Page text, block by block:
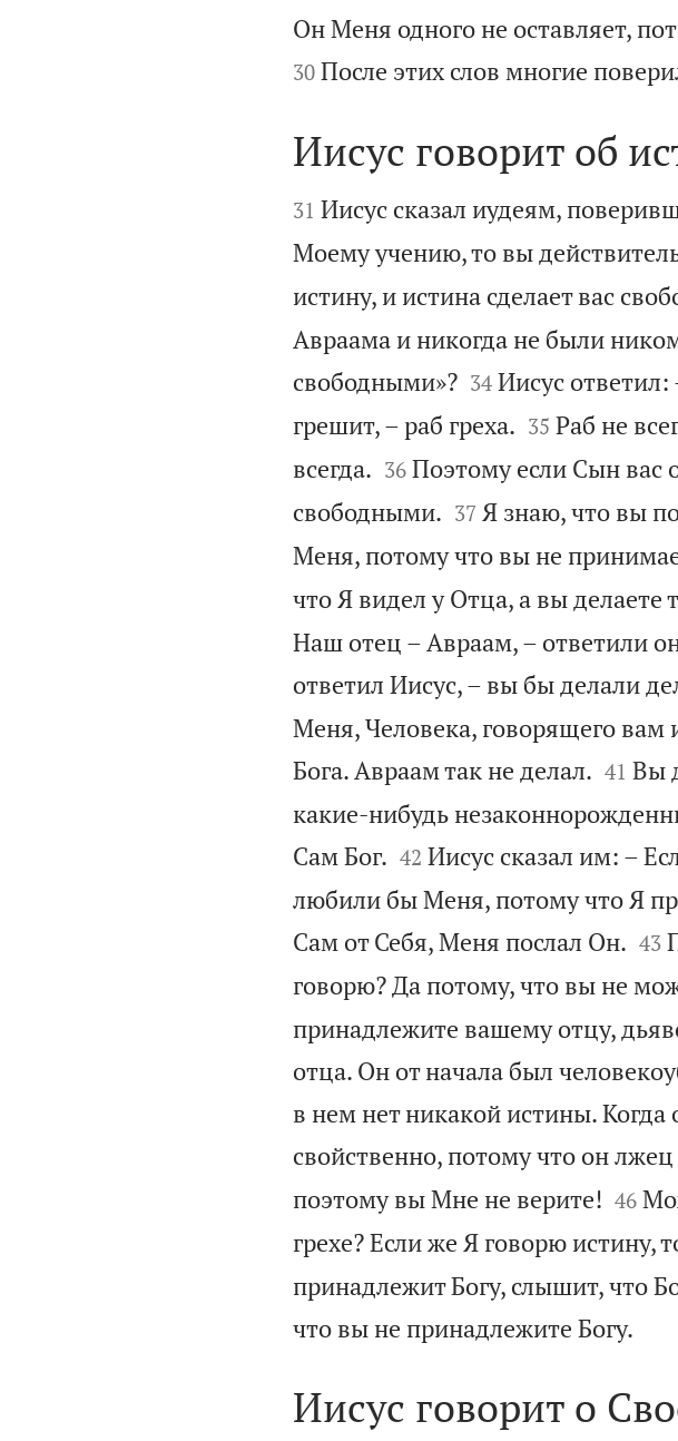
Он Меня одного не оставляет,
30 После этих слов многие

Иисус говорит об

31 Иисус сказал иудеям,
Моему учению, то вы
истину, и истина сделает вас
Авраама и никогда не были
свободными»?
34 Иисус
грешит, – раб греха.
35 Раб не
всегда.
36 Поэтому если Сын вас
свободными.
37 Я знаю, что вы
Меня, потому что вы не
что Я видел у Отца, а вы делаете
Наш отец – Авраам, – ответили
ответил Иисус, – вы бы делали
Меня, Человека, говорящего вам
Бога. Авраам так не делал.
41 Вы
какие-нибудь
Сам Бог.
42 Иисус сказал им: –
любили бы Меня, потому что Я
Сам от Себя, Меня послал Он.
43
говорю? Да потому, что вы не
принадлежите вашему отцу,
отца. Он от начала был
в нем нет никакой истины. Когда
свойственно, потому что он
поэтому вы Мне не верите!
46
грехе? Если же Я говорю истину,
принадлежит Богу, слышит, что
что вы не принадлежите Богу.
Иисус говорит о